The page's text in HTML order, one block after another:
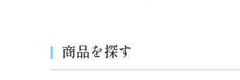
商品を探す